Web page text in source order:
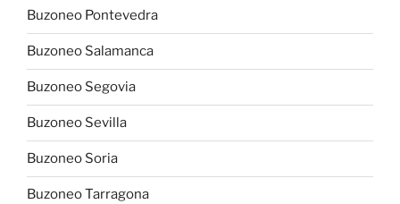
Buzoneo Pontevedra
Buzoneo Salamanca
Buzoneo Segovia
Buzoneo Sevilla
Buzoneo Soria
Buzoneo Tarragona